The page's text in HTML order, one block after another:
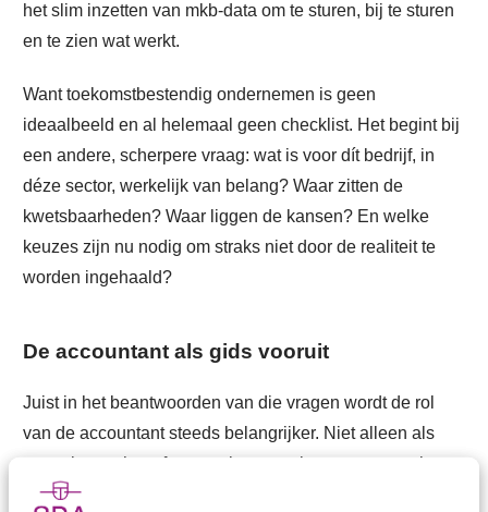
het slim inzetten van mkb-data om te sturen, bij te sturen
en te zien wat werkt.
Want toekomstbestendig ondernemen is geen
ideaalbeeld en al helemaal geen checklist. Het begint bij
een andere, scherpere vraag: wat is voor dít bedrijf, in
déze sector, werkelijk van belang? Waar zitten de
kwetsbaarheden? Waar liggen de kansen? En welke
keuzes zijn nu nodig om straks niet door de realiteit te
worden ingehaald?
De accountant als gids vooruit
Juist in het beantwoorden van die vragen wordt de rol
van de accountant steeds belangrijker. Niet alleen als
controleur achteraf, maar als gesprekspartner vooruit.
Iemand die helpt risico’s inzichtelijk te maken, opties te